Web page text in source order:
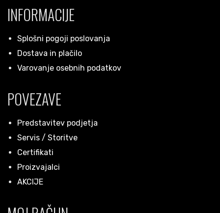
INFORMACIJE
Splošni pogoji poslovanja
Dostava in plačilo
Varovanje osebnih podatkov
POVEZAVE
Predstavitev podjetja
Servis / Storitve
Certifikati
Proizvajalci
AKCIJE